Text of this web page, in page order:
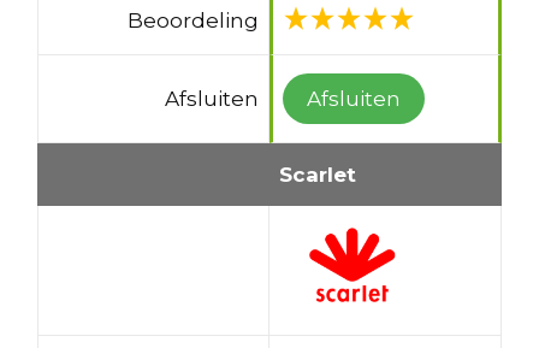
Beoordeling
Afsluiten Afsluiten
Scarlet